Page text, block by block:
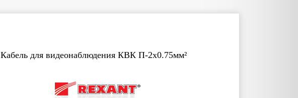
Кабель для видеонаблюдения КВК П-2x0.75мм²